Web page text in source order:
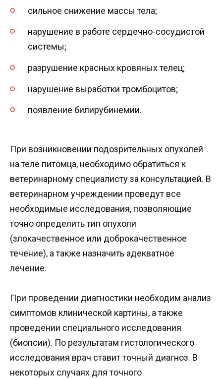
сильное снижение массы тела;
нарушение в работе сердечно-сосудистой
системы;
разрушение красных кровяных телец;
нарушение выработки тромбоцитов;
появление билирубинемии.
При возникновении подозрительных опухолей
на теле питомца, необходимо обратиться к
ветеринарному специалисту за консультацией. В
ветеринарном учреждении проведут все
необходимые исследования, позволяющие
точно определить тип опухоли
(злокачественное или доброкачественное
течение), а также назначить адекватное
лечение.
При проведении диагностики необходим анализ
симптомов клинической картины, а также
проведении специального исследования
(биопсии). По результатам гистологического
исследования врач ставит точный диагноз. В
некоторых случаях для точного